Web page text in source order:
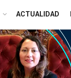
ACTUALIDAD